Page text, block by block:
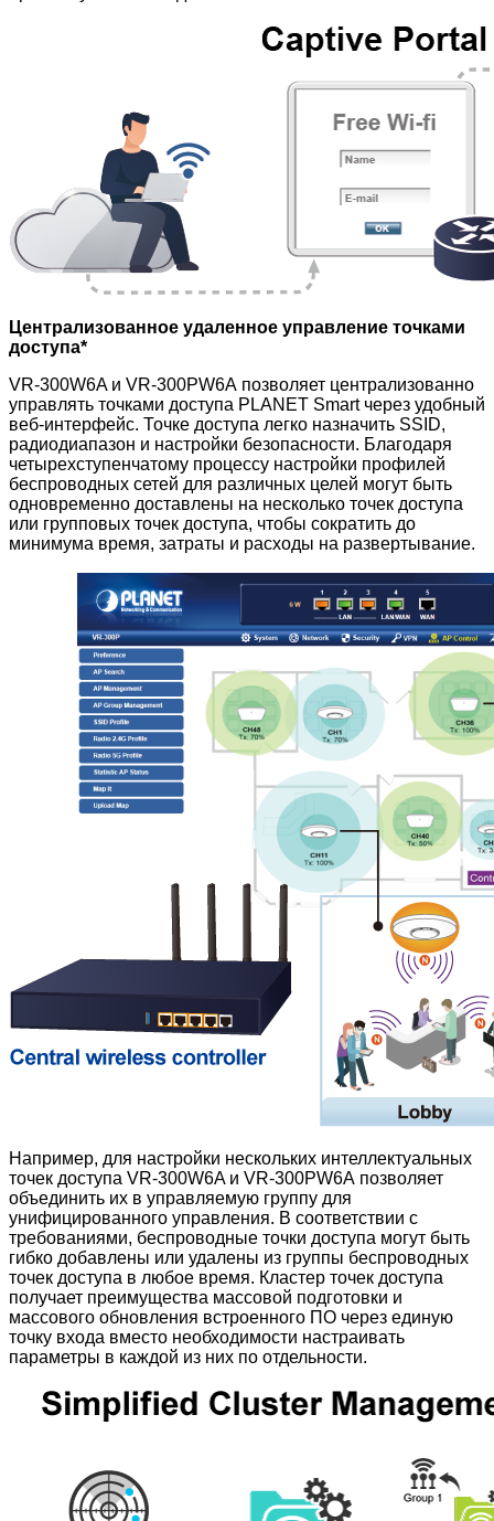
Централизованное удаленное управление точками
доступа*
VR-300W6A и VR-300PW6A позволяет централизованно
управлять точками доступа PLANET Smart через удобный
веб-интерфейс. Точке доступа легко назначить SSID,
радиодиапазон и настройки безопасности. Благодаря
четырехступенчатому процессу настройки профилей
беспроводных сетей для различных целей могут быть
одновременно доставлены на несколько точек доступа
или групповых точек доступа, чтобы сократить до
минимума время, затраты и расходы на развертывание.
Например, для настройки нескольких интеллектуальных
точек доступа VR-300W6A и VR-300PW6A позволяет
объединить их в управляемую группу для
унифицированного управления. В соответствии с
требованиями, беспроводные точки доступа могут быть
гибко добавлены или удалены из группы беспроводных
точек доступа в любое время. Кластер точек доступа
получает преимущества массовой подготовки и
массового обновления встроенного ПО через единую
точку входа вместо необходимости настраивать
параметры в каждой из них по отдельности.